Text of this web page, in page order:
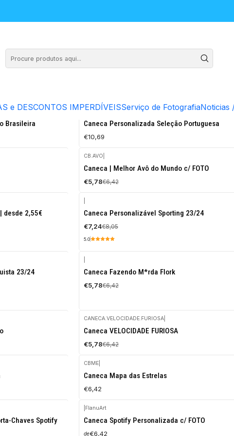
e DESCONTOS IMPERDÍVEISServiço de FotografiaNoticias
com a sua foto favorita e receba-a em poucos dias. Canecas em
Brasileira
CB.PT|
Caneca Personalizada Seleção Portuguesa
€10,69
-10%
DESCONTO
CB.AVO
Caneca | Melhor Avô do Mundo c/ FOTO
€5,78€6,42
desde 2,55€
-10%
DESCONTO
Caneca Personalizável Sporting 23/24
€7,24€8,05
5.0
23/24
-10%
DESCONTO
Caneca Fazendo M*rda Flork
€5,78€6,42
-10%
DESCONTO
CANECA.VELOCIDADE.FURIOSA
Caneca VELOCIDADE FURIOSA
€5,78€6,42
CBME
Caneca Mapa das Estrelas
€6,42
Chaves Spotify
FlanuArt
Caneca Spotify Personalizada c/ FOTO
de€6,42